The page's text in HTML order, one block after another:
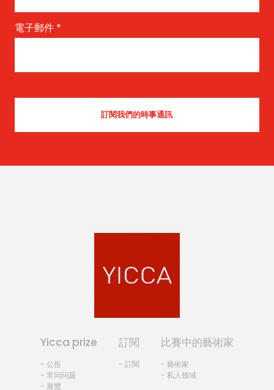
電子郵件 *
Yicca prize
- 公告
- 常问问题
- 展覽
訂閱
- 訂閱
比賽中的藝術家
- 藝術家
- 私人领域